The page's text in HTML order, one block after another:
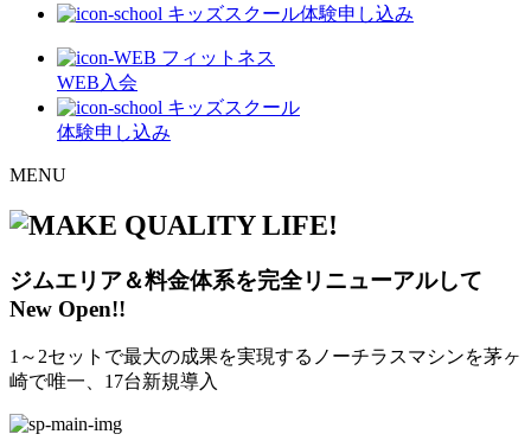
キッズスクール体験申し込み
フィットネス
WEB入会
キッズスクール
体験申し込み
MENU
ジムエリア＆料金体系を完全リニューアルして
New Open!!
1～2セットで最大の成果を実現するノーチラスマシンを茅ヶ
崎で唯一、17台新規導入